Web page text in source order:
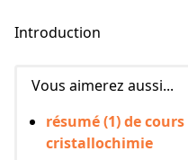
Introduction
Vous aimerez aussi...
résumé (1) de
cristallochimie